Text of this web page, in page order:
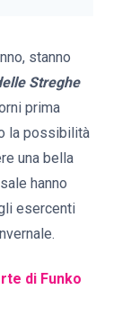
stanno
Streghe
prima
la possibilità
una bella
hanno
esercenti
di Funko